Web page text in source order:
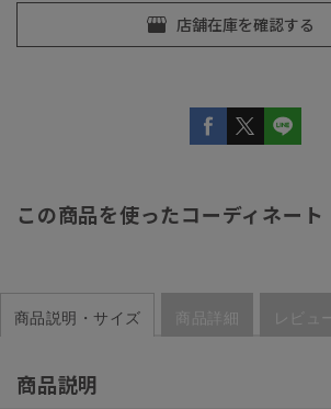
この商品を使ったコーディネート
商品説明・サイズ 商品詳細 レビュ
商品説明